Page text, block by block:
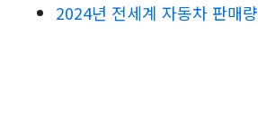
2024년 전세계 자동차 판매량